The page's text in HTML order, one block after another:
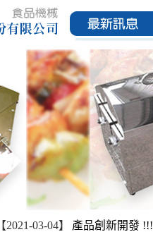
【2021-03-04】 產品創新開發 !!!